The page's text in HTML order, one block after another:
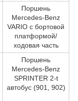
Поршень
Mercedes-Benz
VARIO c бортовой
платформой/
ходовая часть
Поршень
Mercedes-Benz
SPRINTER 2-t
автобус (901, 902)